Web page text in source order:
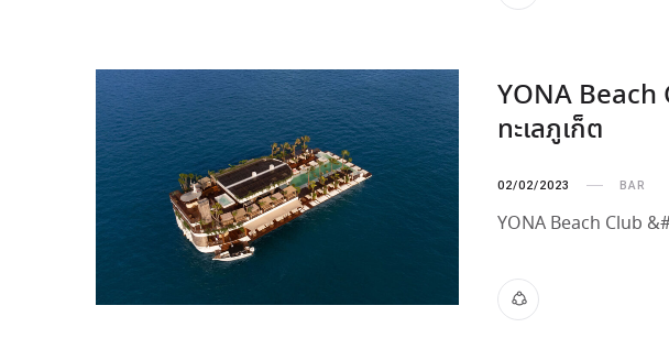
YONA Beach
ทะเลภูเก็ต
02/02/2023 BAR
YONA Beach Club